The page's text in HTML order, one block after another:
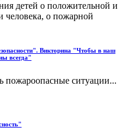
детей о положительной и
человека, о пожарной
Викторина "Чтобы в наш
всегда"
пожароопасные ситуации...